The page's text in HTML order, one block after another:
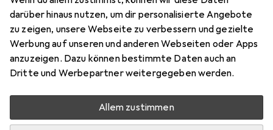
darüber hinaus nutzen, um dir personalisierte Angebote
zu zeigen, unsere Webseite zu verbessern und gezielte
Werbung auf unseren und anderen Webseiten oder Apps
anzuzeigen. Dazu können bestimmte Daten auch an
Dritte und Werbepartner weitergegeben werden.
Allem zustimmen
Preis in EUR inkl. MwSt.
67
Bewertungen
Mi, 12.8. geliefert
Nur 2 Stück an Lager